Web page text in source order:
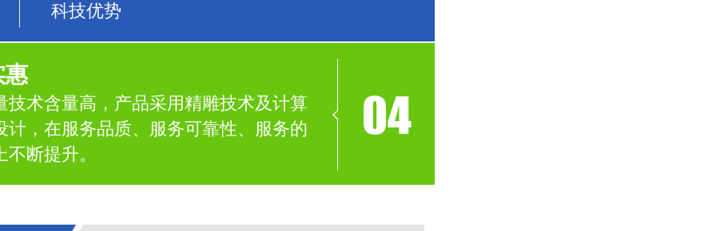
科技优势
惠
技术含量高，产品采用精雕技术及计算
计，在服务品质、服务可靠性、服务的
断提升。
04